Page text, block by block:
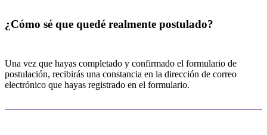
¿Cómo sé que quedé realmente postulado?
Una vez que hayas completado y confirmado el formulario de
postulación, recibirás una constancia en la dirección de correo
electrónico que hayas registrado en el formulario.